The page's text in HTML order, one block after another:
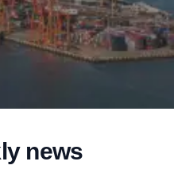
news